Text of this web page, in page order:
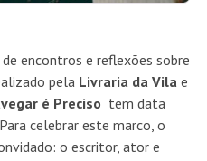
encontros e reflexões sobre
pela Livraria da Vilae
é Preciso tem data
celebrar este marco, o
o escritor, ator e